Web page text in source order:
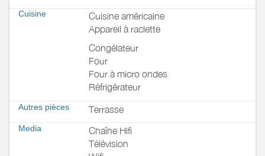
Cuisine
Cuisine américaine
Appareil à raclette
Congélateur
Four
Four à micro ondes
Réfrigérateur
Autres pièces Terrasse
Media
Chaîne Hifi
Télévision